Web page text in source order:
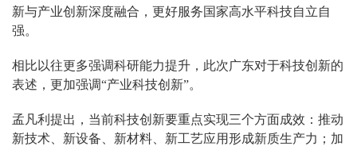
新与产业创新深度融合，更好服务国家高水平科技自立自
强。
相比以往更多强调科研能力提升，此次广东对于科技创新的
表述，更加强调“产业科技创新”。
孟凡利提出，当前科技创新要重点实现三个方面成效：推动
新技术、新设备、新材料、新工艺应用形成新质生产力；加